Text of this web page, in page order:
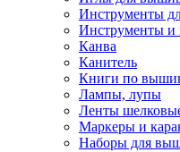
Инструменты
Инструменты и
Канва
Канитель
Книги по
Лампы, лупы
Ленты
Маркеры и
Наборы для